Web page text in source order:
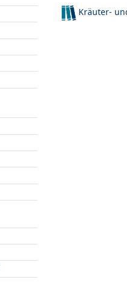
Kräuter-